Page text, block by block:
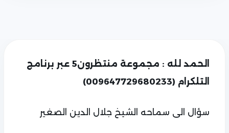
الحمد لله : مجموعة منتظرون5 عبر برنامج
التلكرام (009647729680233)
سؤال الى سماحه الشيخ جلال الدين الصغير